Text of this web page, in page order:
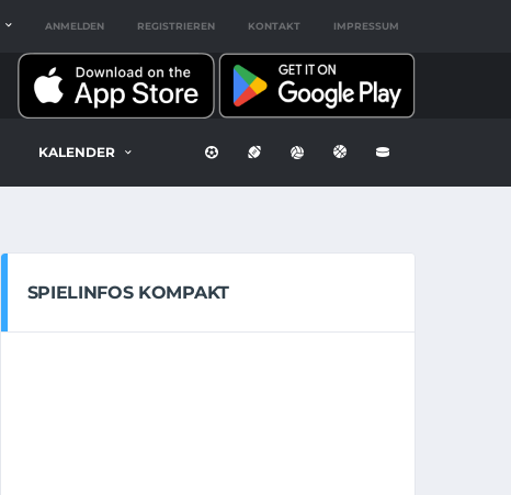
ANMELDEN REGISTRIEREN KONTAKT IMPRESSUM
KALENDER
SPIELINFOS KOMPAKT